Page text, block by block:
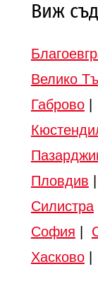
Виж
Велико
Габрово|
Пловдив
Силистра
София
Хасково|